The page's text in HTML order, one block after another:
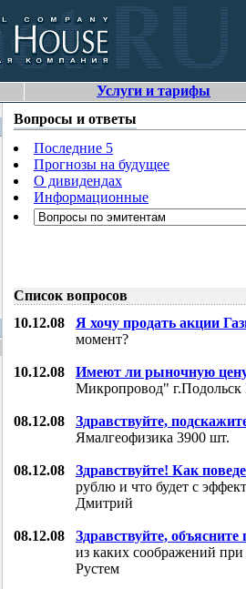
Услуги и тарифы
Вопросы и ответы
Последние 5
Прогнозы на будущее
О дивидендах
Информационные
Список вопросов
10.12.08 Я хочу продать акции
момент?
10.12.08
Имеют ли рыночную
Микропровод"
08.12.08
Здравствуйте,
Ямалгеофизика 3900 шт.
08.12.08
Здравствуйте! Как
рублю и что будет с
Дмитрий
08.12.08
Здравствуйте, объясните
из каких соображений
Рустем